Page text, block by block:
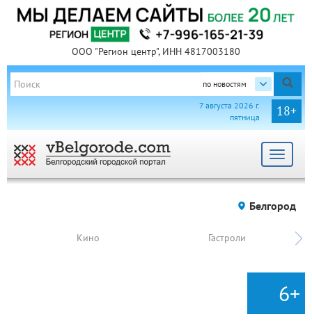
ООО "Регион центр", ИНН 4817003180
по новостям
18+
7 августа 2026 г.
пятница
Toggle
Белгород
Кино Гастроли
6+